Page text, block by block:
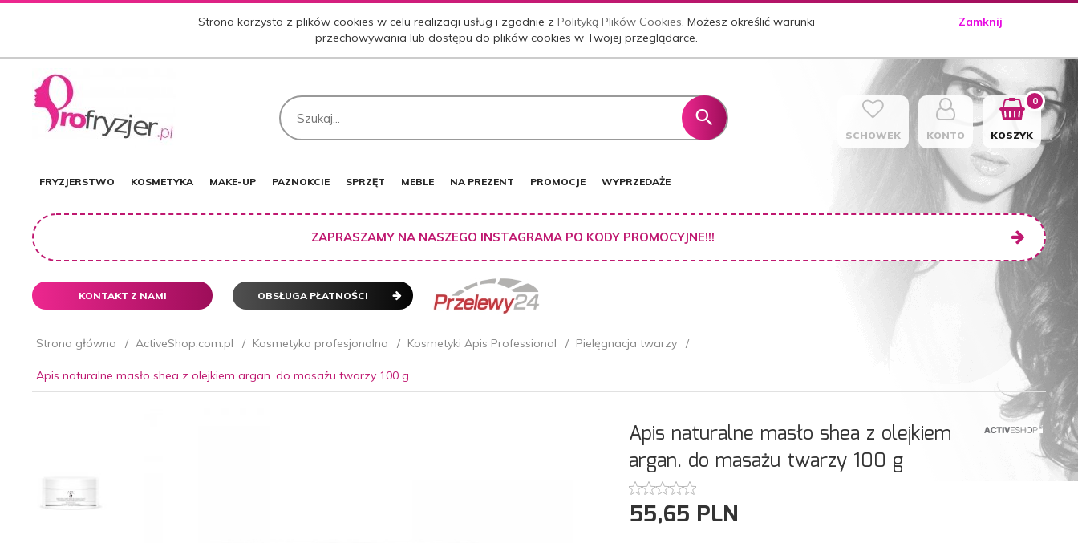
Strona korzysta z plików cookies w celu realizacji usług i zgodnie zPolityką Plików Cookies. Możesz określić warunki
przechowywania lub dostępu do plików cookies w Twojej przeglądarce.
Zamknij
SCHOWEK KONTO KOSZYK
0
FRYZJERSTWO KOSMETYKA MAKE-UP PAZNOKCIE SPRZĘT MEBLE NA PREZENT PROMOCJE WYPRZEDAŻE
ZAPRASZAMY NA NASZEGO INSTAGRAMA PO KODY PROMOCYJNE!!!
KONTAKT Z NAMI OBSŁUGA PŁATNOŚCI
Strona główna ActiveShop.com.pl Kosmetyka profesjonalna Kosmetyki Apis Professional Pielęgnacja twarzy
Apis naturalne masło shea z olejkiem argan. do masażu twarzy 100 g
Apis naturalne masło shea z olejkiem
argan. do masażu twarzy 100 g
55,65 PLN